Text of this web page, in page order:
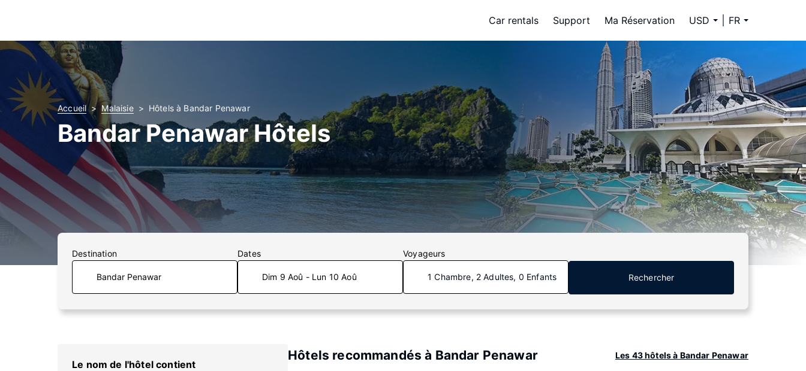
Car rentals Support Ma Réservation USD FR
Accueil Malaisie Hôtels à Bandar Penawar
Bandar Penawar Hôtels
Destination Dates
Dim 9 Aoû - Lun 10 Aoû
Voyageurs
1 Chambre, 2 Adultes, 0 Enfants Rechercher
Le nom de l'hôtel contient
Hôtels recommandés à Bandar Penawar Les 43 hôtels à Bandar Penawar